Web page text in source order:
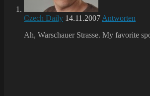
Czech Daily 14.11.2007 Antworten
Ah, Warschauer Strasse. My favorite